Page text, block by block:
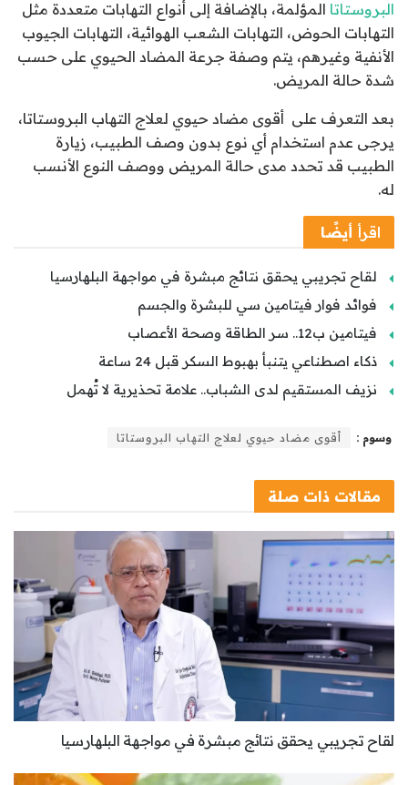
البروستاتا المؤلمة، بالإضافة إلى أنواع التهابات متعددة مثل
التهابات الحوض، التهابات الشعب الهوائية، التهابات الجيوب
الأنفية وغيرهم، يتم وصفة جرعة المضاد الحيوي على حسب
شدة حالة المريض.
بعد التعرف على أقوى مضاد حيوي لعلاج التهاب البروستاتا،
يرجى عدم استخدام أي نوع بدون وصف الطبيب، زيارة
الطبيب قد تحدد مدى حالة المريض ووصف النوع الأنسب
له.
اقرأ أيضًا
لقاح تجريبي يحقق نتائج مبشرة في مواجهة البلهارسيا
فوائد فوار فيتامين سي للبشرة والجسم
فيتامين ب12.. سر الطاقة وصحة الأعصاب
ذكاء اصطناعي يتنبأ بهبوط السكر قبل 24 ساعة
نزيف المستقيم لدى الشباب.. علامة تحذيرية لا تُهمل
وسوم : أقوى مضاد حيوي لعلاج التهاب البروستاتا
مقالات ذات صلة
لقاح تجريبي يحقق نتائج مبشرة في مواجهة البلهارسيا